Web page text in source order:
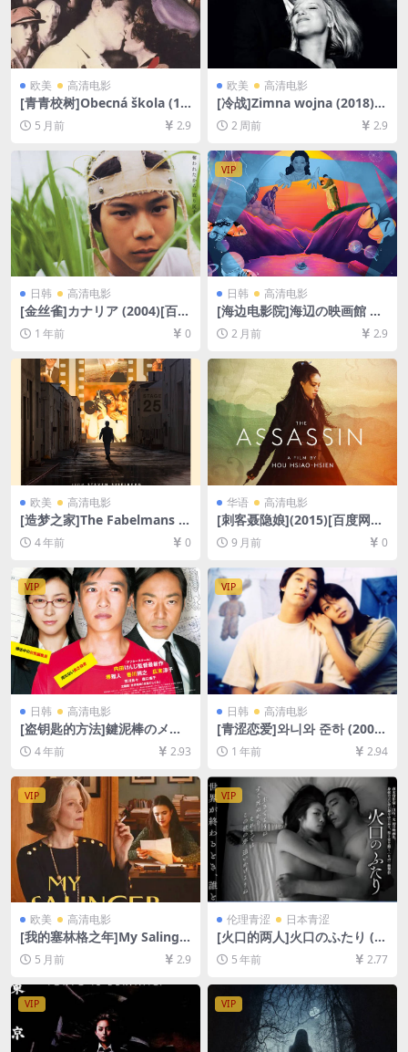
欧美 高清电影
[青青校树]Obecná škola (19
91)[百度网盘+夸克网盘1080P
超清未删减资源][网盘在线播
5 月前 2.9
欧美 高清电影
[冷战]Zimna wojna (2018)
[百度网盘+夸克网盘1080P超
清未删减资源][网盘在线播放/
2 周前 2.9
日韩 高清电影
[金丝雀]カナリア (2004)[百度
网盘+夸克网盘1080P超清未
删减资源][网盘在线播放/下
载][MP4/8.2GB][中文字幕]
1 年前 0
VIP
日韩 高清电影
[海边电影院]海辺の映画館 キ
ネマの玉手箱 (2019)[百度网
盘+夸克网盘1080P超清未删
减资源][网盘在线播放/下载]
[MP4/11GB][中文字幕]
2 月前 2.9
欧美 高清电影
[造梦之家]The Fabelmans (2
022)[百度网盘+迅雷云盘资源
1080P超清未删减][MP4/8G
B][中英字幕]
4 年前 0
华语 高清电影
[刺客聂隐娘](2015)[百度网盘
+夸克网盘1080P超清未删减
资源][网盘在线播放/下载][MP
4/7.5GB][中文字幕]
9 月前 0
VIP
日韩 高清电影
[盗钥匙的方法]鍵泥棒のメソ
ッド (2012)[百度网盘+迅雷云
盘资源1080P超清未删减][MP
4 年前 2.93
VIP
日韩 高清电影
[青涩恋爱]와니와 준하 (2001)
[百度网盘+夸克网盘1080P超
清未删减资源][网盘在线播放/
1 年前 2.94
VIP
欧美 高清电影
[我的塞林格之年]My Salinge
r Year (2020)[百度网盘+夸克
网盘1080P超清未删减资源]
[网盘在线播放/下载][MP4/6.
6GB][中文字幕]
5 月前 2.9
VIP
伦理青涩 日本青涩
[火口的两人]火口のふたり (2
019)[百度网盘+迅雷云盘资源
1080P超清][MP4/6.3GB][日
语中字]【手机在线无法观看，
请下载防和谐压缩包（含解压
密码）】
5 年前 2.77
VIP VIP